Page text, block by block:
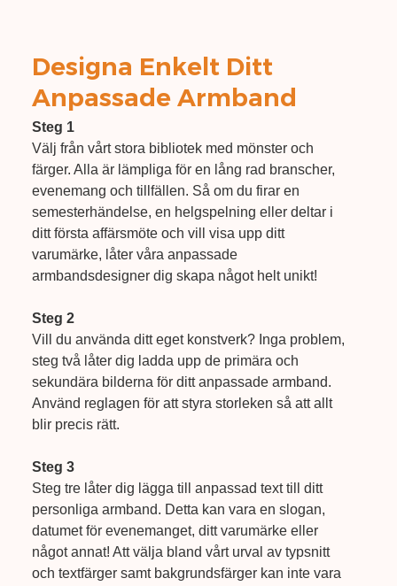
Designa Enkelt Ditt
Anpassade Armband
Steg 1
Välj från vårt stora bibliotek med mönster och
färger. Alla är lämpliga för en lång rad branscher,
evenemang och tillfällen. Så om du firar en
semesterhändelse, en helgspelning eller deltar i
ditt första affärsmöte och vill visa upp ditt
varumärke, låter våra anpassade
armbandsdesigner dig skapa något helt unikt!
Steg 2
Vill du använda ditt eget konstverk? Inga problem,
steg två låter dig ladda upp de primära och
sekundära bilderna för ditt anpassade armband.
Använd reglagen för att styra storleken så att allt
blir precis rätt.
Steg 3
Steg tre låter dig lägga till anpassad text till ditt
personliga armband. Detta kan vara en slogan,
datumet för evenemanget, ditt varumärke eller
något annat! Att välja bland vårt urval av typsnitt
och textfärger samt bakgrundsfärger kan inte vara